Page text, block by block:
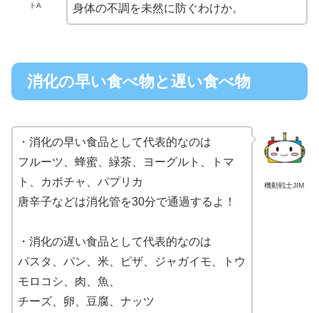
トA
身体の不調を未然に防ぐわけか。
消化の早い食べ物と遅い食べ物
機動戦士JIM
・消化の早い食品として代表的なのは
フルーツ、蜂蜜、緑茶、ヨーグルト、トマ
ト、カボチャ、パプリカ
唐辛子などは消化管を30分で通過するよ！
・消化の遅い食品として代表的なのは
パスタ、パン、米、ピザ、ジャガイモ、トウ
モロコシ、肉、魚、
チーズ、卵、豆腐、ナッツ